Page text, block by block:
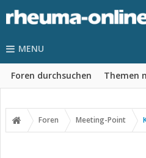
MENU
Foren durchsuchen Themen
Foren Meeting-Point